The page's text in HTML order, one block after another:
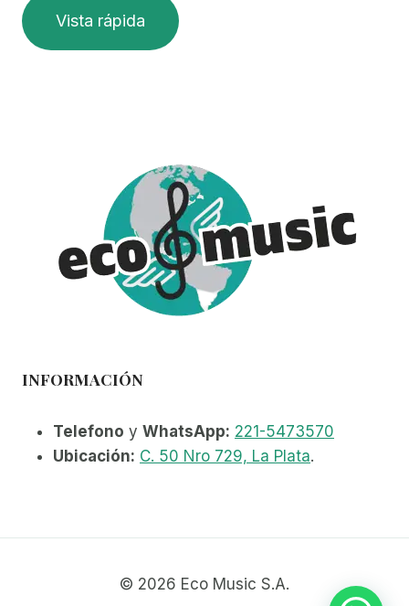
Vista rápida
INFORMACIÓN
Telefono y WhatsApp: 221-5473570
Ubicación: C. 50 Nro 729, La Plata.
© 2026 Eco Music S.A.